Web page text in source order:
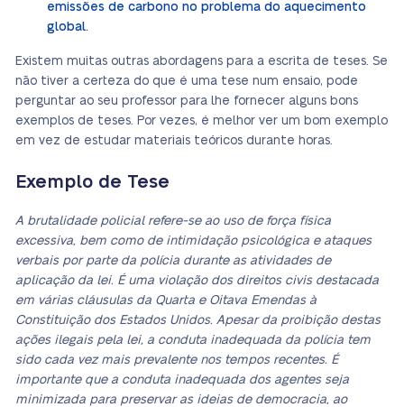
emissões de carbono no problema do aquecimento
global.
Existem muitas outras abordagens para a escrita de teses. Se
não tiver a certeza do que é uma tese num ensaio, pode
perguntar ao seu professor para lhe fornecer alguns bons
exemplos de teses. Por vezes, é melhor ver um bom exemplo
em vez de estudar materiais teóricos durante horas.
Exemplo de Tese
A brutalidade policial refere-se ao uso de força física
excessiva, bem como de intimidação psicológica e ataques
verbais por parte da polícia durante as atividades de
aplicação da lei. É uma violação dos direitos civis destacada
em várias cláusulas da Quarta e Oitava Emendas à
Constituição dos Estados Unidos. Apesar da proibição destas
ações ilegais pela lei, a conduta inadequada da polícia tem
sido cada vez mais prevalente nos tempos recentes. É
importante que a conduta inadequada dos agentes seja
minimizada para preservar as ideias de democracia, ao